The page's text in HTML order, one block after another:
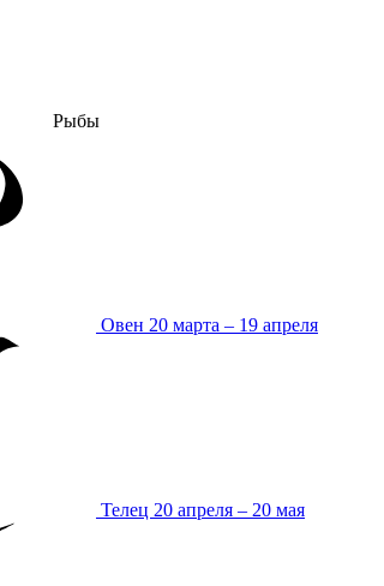
Рыбы
Овен 20 марта – 19 апреля
Телец 20 апреля – 20 мая